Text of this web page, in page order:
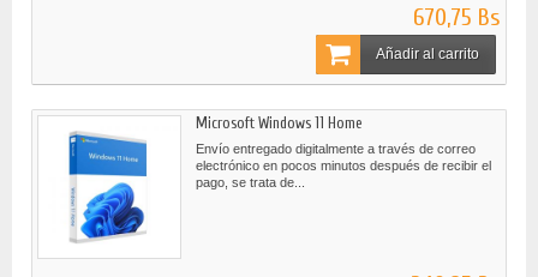
670,75 Bs
Añadir al carrito
Microsoft Windows 11 Home
Envío entregado digitalmente a través de correo
electrónico en pocos minutos después de recibir el
pago, se trata de...